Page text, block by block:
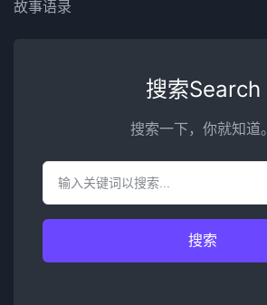
故事语录
搜索Search
搜索一下，你就知道。
搜索